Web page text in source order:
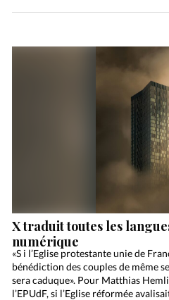
X traduit toutes les
numérique
«S i l’Eglise protestante unie de
bénédiction des couples de même
sera caduque». Pour Matthias
l’EPUdF, si l’Eglise réformée